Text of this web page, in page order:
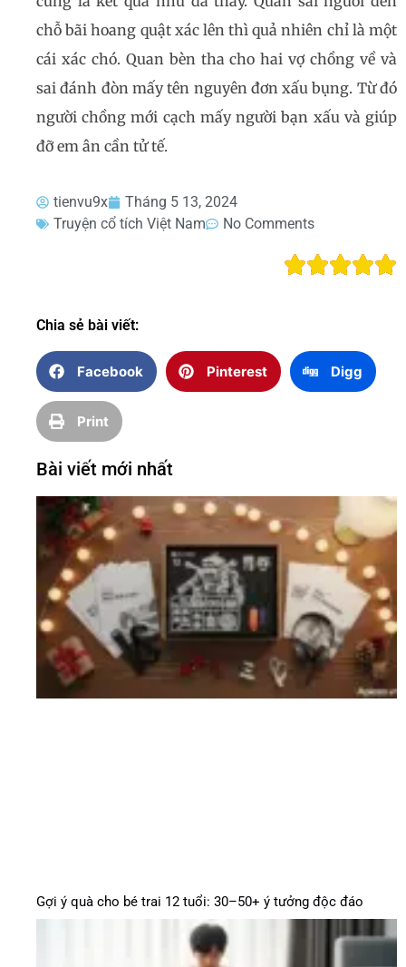
chỗ bãi hoang quật xác lên thì quả nhiên chỉ là một
cái xác chó. Quan bèn tha cho hai vợ chồng về và
sai đánh đòn mấy tên nguyên đơn xấu bụng. Từ đó
người chồng mới cạch mấy người bạn xấu và giúp
đỡ em ân cần tử tế.
tienvu9x
Tháng 5 13, 2024
Truyện cổ tích Việt Nam
No Comments
Chia sẻ bài viết:
Facebook Pinterest Digg
Print
Bài viết mới nhất
Gợi ý quà cho bé trai 12 tuổi: 30–50+ ý tưởng độc đáo